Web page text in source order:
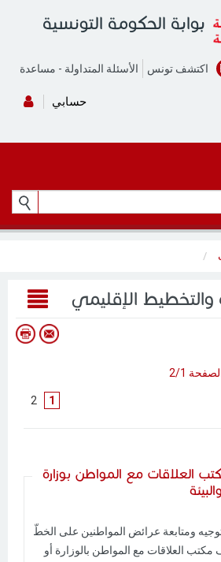
بوابة الحكومة التونسية
الأسئلة المتداولة - مساعدة اكتشف تونس
حسابي
والتخطيط الإقليمي
1
2
العلاقات مع المواطن بوزارة
ومتابعة عرائض المواطنين على الخطّ
مكتب العلاقات مع المواطن بالوزارة أو